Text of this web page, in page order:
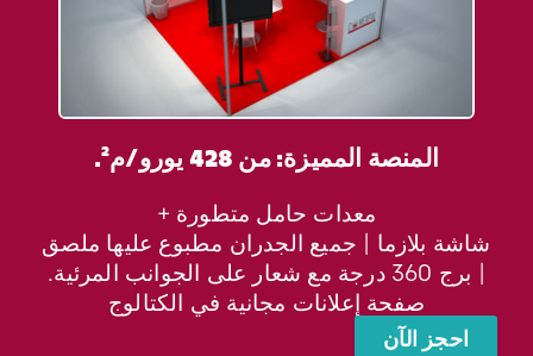
المنصة المميزة: من 428 يورو/م².
معدات حامل متطورة +
شاشة بلازما | جميع الجدران مطبوع عليها ملصق
| برج 360 درجة مع شعار على الجوانب المرئية.
صفحة إعلانات مجانية في الكتالوج
احجز الآن